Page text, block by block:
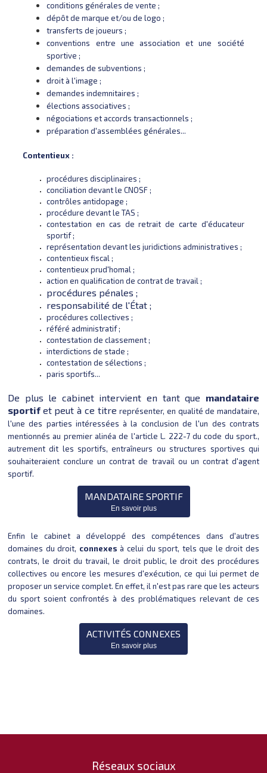
conditions générales de vente ;
dépôt de marque et/ou de logo ;
transferts de joueurs ;
conventions entre une association et une société
sportive ;
demandes de subventions ;
droit à l'image ;
demandes indemnitaires ;
élections associatives ;
négociations et accords transactionnels ;
préparation d'assemblées générales...
Contentieux :
procédures disciplinaires ;
conciliation devant le CNOSF ;
contrôles antidopage ;
procédure devant le TAS ;
contestation en cas de retrait de carte d'éducateur
sportif ;
représentation devant les juridictions administratives ;
contentieux fiscal ;
contentieux prud'homal ;
action en qualification de contrat de travail ;
procédures pénales ;
responsabilité de l'État ;
procédures collectives ;
référé administratif ;
contestation de classement ;
interdictions de stade ;
contestation de sélections ;
paris sportifs...
De plus le cabinet intervient en tant que mandataire
sportif et peut à ce titrereprésenter, en qualité de mandataire,
l'une des parties intéressées à la conclusion de l'un des contrats
mentionnés au premier alinéa de l'article L. 222-7 du code du sport.​​​​​​,
autrement dit les sportifs, entraîneurs ou structures sportives qui
souhaiteraient conclure un contrat de travail ou un contrat d'agent
sportif.
MANDATAIRE SPORTIF
En savoir plus
Enfin le cabinet a développé des compétences dans d'autres
domaines du droit, connexesà celui du sport, tels que le droit des
contrats, le droit du travail, le droit public, le droit des procédures
collectives ou encore les mesures d'exécution, ce qui lui permet de
proposer un service complet. En effet, il n'est pas rare que les acteurs
du sport soient confrontés à des problématiques relevant de ces
domaines.
ACTIVITÉS CONNEXES
En savoir plus
Réseaux sociaux